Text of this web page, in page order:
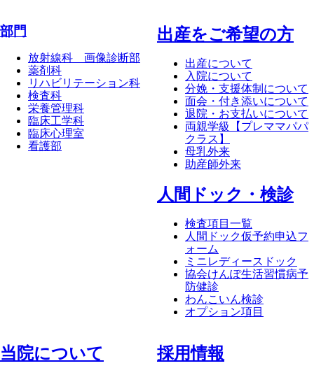
部門
放射線科 画像診断部
薬剤科
リハビリテーション科
検査科
栄養管理科
臨床工学科
臨床心理室
看護部
出産をご希望の方
出産について
入院について
分娩・支援体制について
面会・付き添いについて
退院・お支払いについて
両親学級【プレママパパ
クラス】
母乳外来
助産師外来
⼈間ドック・検診
検査項目一覧
人間ドック仮予約申込フ
ォーム
ミニレディースドック
協会けんぽ生活習慣病予
防健診
わんこいん検診
オプション項目
当院について 採⽤情報